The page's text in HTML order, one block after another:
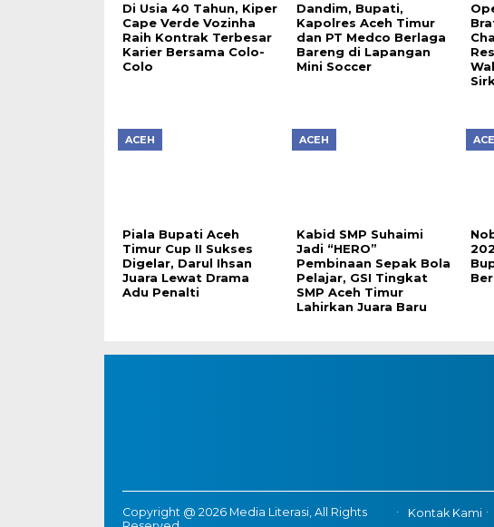
Di Usia 40 Tahun, Kiper
Cape Verde Vozinha
Raih Kontrak Terbesar
Karier Bersama Colo-
Colo
Dandim, Bupati,
Kapolres Aceh Timur
dan PT Medco Berlaga
Bareng di Lapangan
Mini Soccer
ACEH
Piala Bupati Aceh
Timur Cup II Sukses
Digelar, Darul Ihsan
Juara Lewat Drama
Adu Penalti
ACEH
Kabid SMP Suhaimi
Jadi “HERO”
Pembinaan Sepak Bola
Pelajar, GSI Tingkat
SMP Aceh Timur
Lahirkan Juara Baru
Copyright @ 2026 Media Literasi, All Rights
Kontak Kami